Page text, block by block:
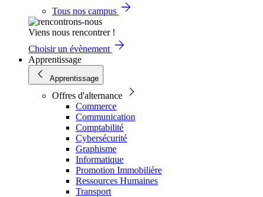
Tous nos campus
Viens nous rencontrer !
Choisir un évènement
Apprentissage
Apprentissage
Offres d'alternance
Commerce
Communication
Comptabilité
Cybersécurité
Graphisme
Informatique
Promotion Immobilière
Ressources Humaines
Transport